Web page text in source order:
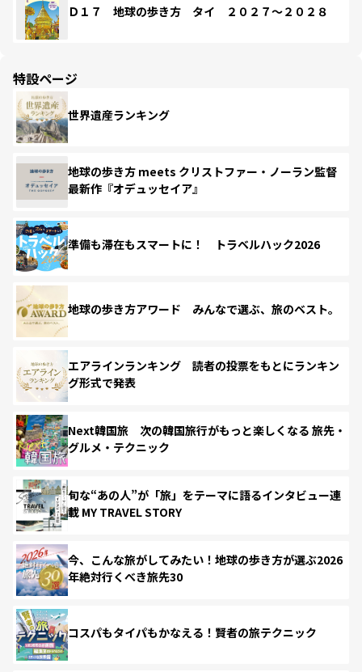
Ｄ１７ 地球の歩き方 タイ ２０２７～２０２８
特設ページ
世界遺産ランキング
地球の歩き方 meets クリストファー・ノーラン監督
最新作『オデュッセイア』
準備も滞在もスマートに！ トラベルハック2026
地球の歩き方アワード みんなで選ぶ、旅のベスト。
エアラインランキング 読者の投票をもとにランキン
グ形式で発表
Next韓国旅 次の韓国旅行がもっと楽しくなる 旅先・
グルメ・テクニック
旬な“あの人”が「旅」をテーマに語るインタビュー連
載 MY TRAVEL STORY
今、こんな旅がしてみたい！地球の歩き方が選ぶ2026
年絶対行くべき旅先30
コスパもタイパもかなえる！賢者の旅テクニック